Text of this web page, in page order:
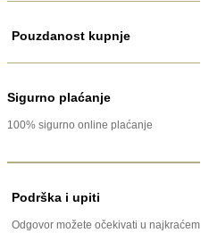
Pouzdanost kupnje
Sigurno plaćanje
100% sigurno online plaćanje
Podrška i upiti
Odgovor možete očekivati u najkraćem